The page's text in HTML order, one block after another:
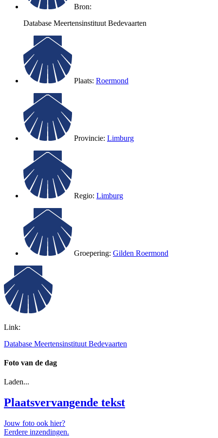
Bron:
Database Meertensinstituut Bedevaarten
Plaats: Roermond
Provincie: Limburg
Regio: Limburg
Groepering: Gilden Roermond
Link:
Database Meertensinstituut Bedevaarten
Foto van de dag
Laden...
Plaatsvervangende tekst
Jouw foto ook hier?
Eerdere inzendingen.